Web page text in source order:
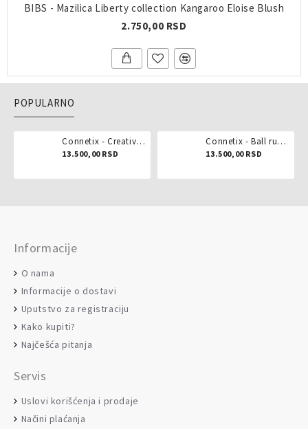
BIBS - Mazilica Liberty collection Kangaroo Eloise Blush
2.750,00 RSD
POPULARNO
Connetix - Creative pack 102 dela
13.500,00 RSD
Connetix - Ball run pastel 106 delova
13.500,00 RSD
Informacije
O nama
Informacije o dostavi
Uputstvo za registraciju
Kako kupiti?
Najčešća pitanja
Servis
Uslovi korišćenja i prodaje
Načini plaćanja